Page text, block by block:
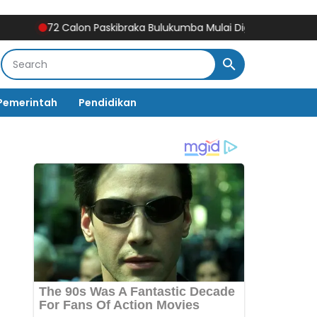
72 Calon Paskibraka Bulukumba Mulai Digembleng, Diklat
Pendidikan